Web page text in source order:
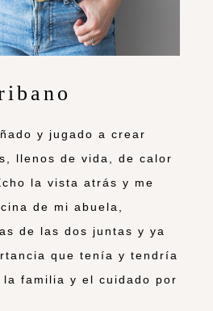
y jugado a crear
llenos de vida, de calor
la vista atrás y me
de mi abuela,
de las dos juntas y ya
que tenía y tendría
familia y el cuidado por